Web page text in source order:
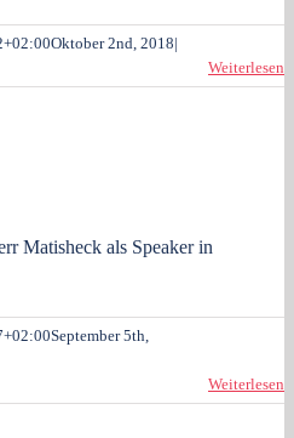
Oktober 2nd, 2018|
Weiterlesen
Matisheck als Speaker in
September 5th,
Weiterlesen